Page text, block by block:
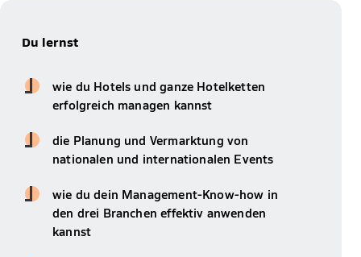
Du lernst
wie du Hotels und ganze Hotelketten
erfolgreich managen kannst
die Planung und Vermarktung von
nationalen und internationalen Events
wie du dein Management-Know-how in
den drei Branchen effektiv anwenden
kannst